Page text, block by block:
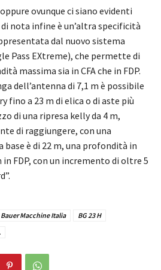
ovunque ci siano evidenti
nota infine è un’altra specificità
dal nuovo sistema
Pass EXtreme), che permette di
massima sia in CFA che in FDP.
dell’antenna di 7,1 m è possibile
a 23 m di elica o di aste più
di una ripresa kelly da 4 m,
di raggiungere, con una
base è di 22 m, una profondità in
in FDP, con un incremento di oltre 5
Bauer Macchine Italia
BG 23 H